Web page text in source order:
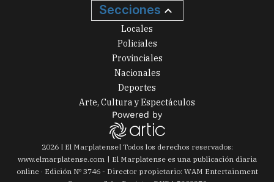
Secciones
Locales
Policiales
Provinciales
Nacionales
Deportes
Arte, Cultura y Espectáculos
2026| El Marplatense| Todos los derechos reservados:
www.elmarplatense.com
El Marplatense es una publicación diaria
online · Edición Nº 3746- Director propietario: WAM Entertainment